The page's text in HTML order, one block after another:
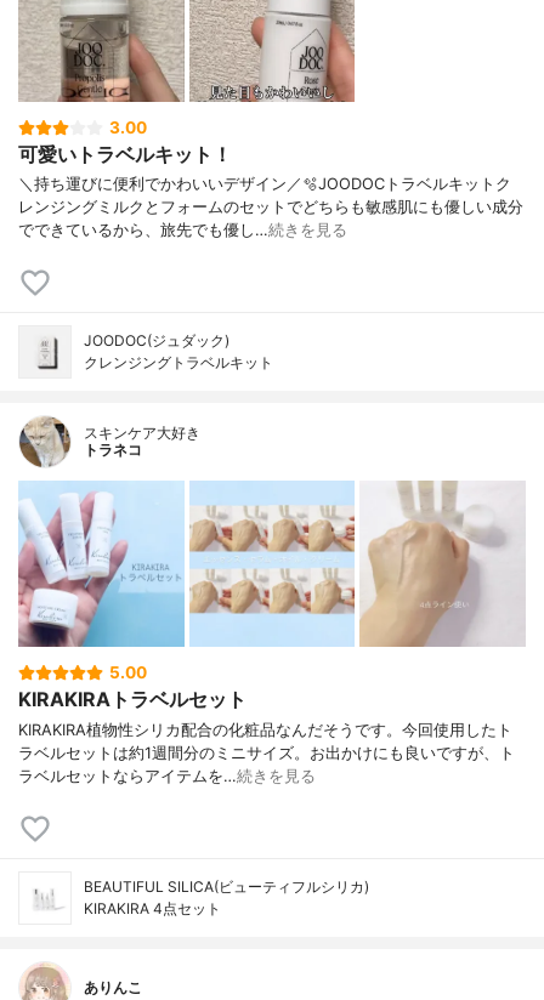
3.00
可愛いトラベルキット！
＼持ち運びに便利でかわいいデザイン／🫧JOODOCトラベルキットク
レンジングミルクとフォームのセットでどちらも敏感肌にも優しい成分
でできているから、旅先でも優し…続きを見る
JOODOC(ジュダック)
クレンジングトラベルキット
スキンケア大好き
トラネコ
5.00
KIRAKIRAトラベルセット
KIRAKIRA植物性シリカ配合の化粧品なんだそうです。今回使用したト
ラベルセットは約1週間分のミニサイズ。お出かけにも良いですが、ト
ラベルセットならアイテムを…続きを見る
BEAUTIFUL SILICA(ビューティフルシリカ)
KIRAKIRA 4点セット
ありんこ